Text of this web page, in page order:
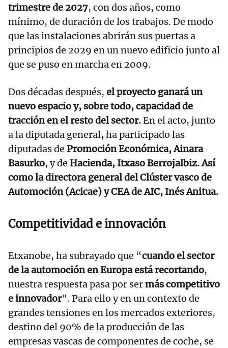
trimestre de 2027, con dos años, como
mínimo, de duración de los trabajos. De modo
que las instalaciones abrirán sus puertas a
principios de 2029 en un nuevo edificio junto al
que se puso en marcha en 2009.
Dos décadas después, el proyecto ganará un
nuevo espacio y, sobre todo, capacidad de
tracción en el resto del sector.En el acto, junto
a la diputada general,ha participado las
diputadas de Promoción Económica, Ainara
Basurko, y de Hacienda, Itxaso Berrojalbiz. Así
como la directora general del Clúster vasco de
Automoción (Acicae) y CEA de AIC, Inés Anitua.
Competitividad e innovación
Etxanobe, ha subrayado que “cuando el sector
de la automoción en Europa está recortando,
nuestra respuesta pasa por sermás competitivo
e innovador". Para ello y en un contexto de
grandes tensiones en los mercados exteriores,
destino del 90% de la producción de las
empresas vascas de componentes de coche, se